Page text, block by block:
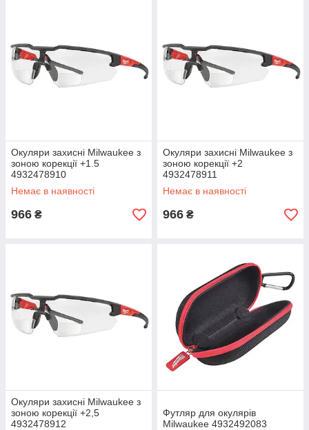
Окуляри захисні Milwaukee з
зоною корекції +1.5
4932478910
Немає в наявності
966 ₴
Окуляри захисні Milwaukee з
зоною корекції +2
4932478911
Немає в наявності
966 ₴
Окуляри захисні Milwaukee з
зоною корекції +2,5
4932478912
Футляр для окулярів
Milwaukee 4932492083